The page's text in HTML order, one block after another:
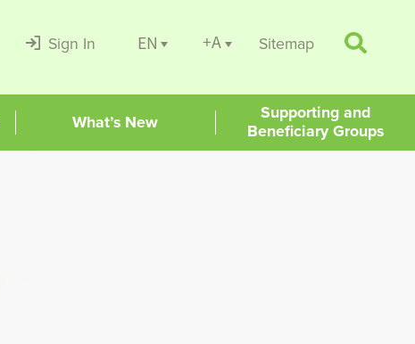
Sign In EN +A Sitemap
What’s New
Supporting and
Beneficiary Groups